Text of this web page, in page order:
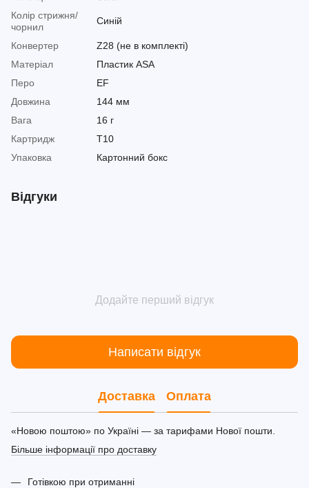
Колір стрижня/
чорнил
Синій
Конвертер
Z28 (не в комплекті)
Матеріал
Пластик ASA
Перо
EF
Довжина
144 мм
Вага
16 г
Картридж
T10
Упаковка
Картонний бокс
Відгуки
Додайте перший відгук
Написати відгук
Доставка Оплата
«Новою поштою» по Україні — за тарифами Нової пошти.
Більше інформації про доставку
Готівкою при отриманні